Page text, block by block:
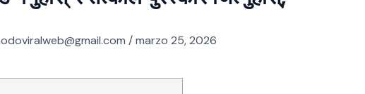
/marzo 25, 2026